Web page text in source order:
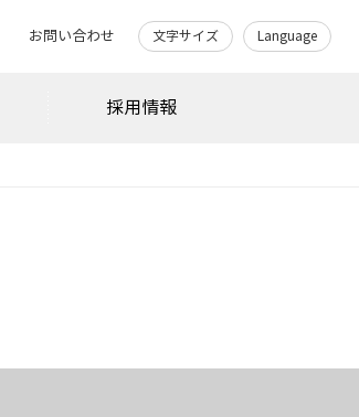
お問い合わせ 文字サイズ Language
採用情報